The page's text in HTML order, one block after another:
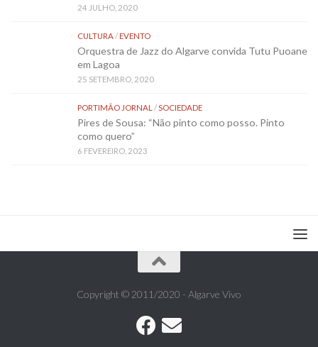
24 JULHO, 2020
CULTURA/EVENTO
Orquestra de Jazz do Algarve convida Tutu Puoane
em Lagoa
25 SETEMBRO, 2020
PORTIMÃO JORNAL /SOCIEDADE
Pires de Sousa: “Não pinto como posso. Pinto
como quero”
6 FEVEREIRO, 2023
Copyright © 2011/2020 - Algarve Vivo